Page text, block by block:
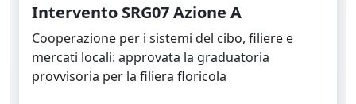
Intervento SRG07 Azione A
Cooperazione per i sistemi del cibo, filiere e
mercati locali: approvata la graduatoria
provvisoria per la filiera floricola